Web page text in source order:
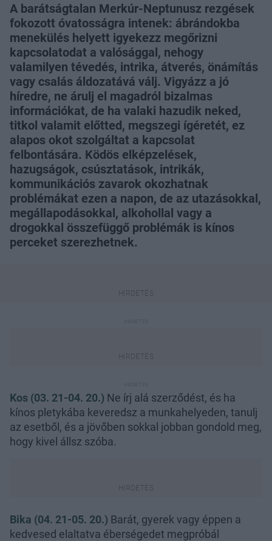
A barátságtalan Merkúr-Neptunusz rezgések
fokozott óvatosságra intenek: ábrándokba
menekülés helyett igyekezz megőrizni
kapcsolatodat a valósággal, nehogy
valamilyen tévedés, intrika, átverés, önámítás
vagy csalás áldozatává válj. Vigyázz a jó
híredre, ne árulj el magadról bizalmas
információkat, de ha valaki hazudik neked,
titkol valamit előtted, megszegi ígéretét, ez
alapos okot szolgáltat a kapcsolat
felbontására. Ködös elképzelések,
hazugságok, csúsztatások, intrikák,
kommunikációs zavarok okozhatnak
problémákat ezen a napon, de az utazásokkal,
megállapodásokkal, alkohollal vagy a
drogokkal összefüggő problémák is kínos
perceket szerezhetnek.
Kos (03. 21-04. 20.) Ne írj alá szerződést, és ha
kínos pletykába keveredsz a munkahelyeden, tanulj
az esetből, és a jövőben sokkal jobban gondold meg,
hogy kivel állsz szóba.
Bika (04. 21-05. 20.) Barát, gyerek vagy éppen a
kedvesed elaltatva éberségedet megpróbál